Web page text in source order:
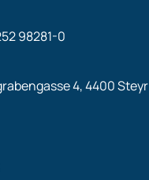
98281-0
4, 4400 Steyr